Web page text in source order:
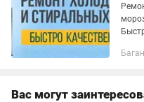
Быстро.
Вас могут